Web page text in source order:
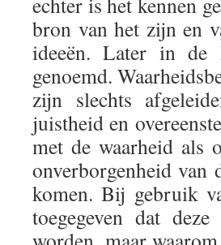
bron van het zijn en
ideeën. Later in de
genoemd.
zijn slechts
juistheid en
met de waarheid als
onverborgenheid van
komen. Bij gebruik
toegegeven dat